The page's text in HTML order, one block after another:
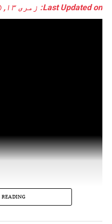
Last Updated on: زمری ۱۳, ۱۴۰۵